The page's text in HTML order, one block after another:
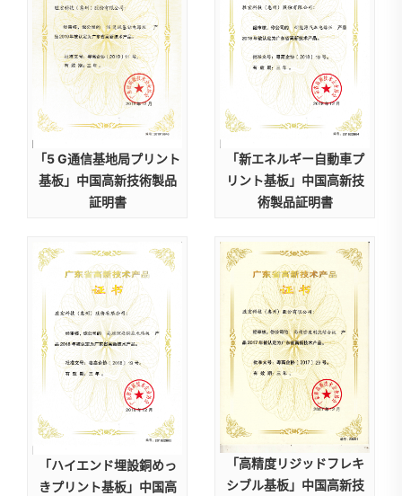
「5 G通信基地局プリント
基板」中国高新技術製品
証明書
「新エネルギー自動車プ
リント基板」中国高新技
術製品証明書
「ハイエンド埋設銅めっ
きプリント基板」中国高
「高精度リジッドフレキ
シブル基板」中国高新技